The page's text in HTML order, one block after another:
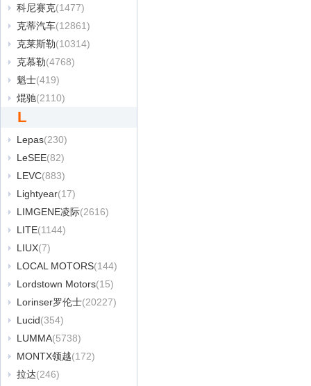
科尼赛克(1477)
克蒂汽车(12861)
克莱斯勒(10314)
克慕勒(4768)
魁士(419)
焜驰(2110)
L
Lepas(230)
LeSEE(82)
LEVC(883)
Lightyear(17)
LIMGENE凌际(2616)
LITE(1144)
LIUX(7)
LOCAL MOTORS(144)
Lordstown Motors(15)
Lorinser罗伦士(20227)
Lucid(354)
LUMMA(5738)
MONTX领越(172)
拉达(246)